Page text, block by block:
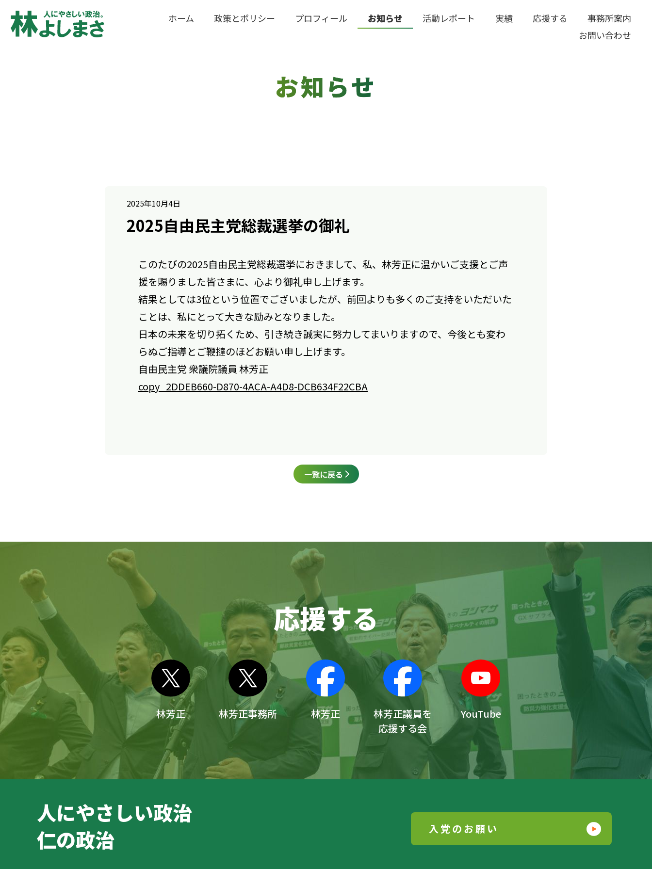
ホーム 政策とポリシー プロフィール お知らせ 活動レポート 実績 応援する
事務所案内
お問い合わせ
お知らせ
2025年10月4日
2025自由民主党総裁選挙の御礼
このたびの2025自由民主党総裁選挙におきまして、私、林芳正に温かいご支援とご声
援を賜りました皆さまに、心より御礼申し上げます。
結果としては3位という位置でございましたが、前回よりも多くのご支持をいただいた
ことは、私にとって大きな励みとなりました。
日本の未来を切り拓くため、引き続き誠実に努力してまいりますので、今後とも変わ
らぬご指導とご鞭撻のほどお願い申し上げます。
自由民主党 衆議院議員 林芳正
copy_2DDEB660-D870-4ACA-A4D8-DCB634F22CBA
一覧に戻る
応援する
林芳正 林芳正事務所 林芳正
林芳正議員を
応援する会
YouTube
人にやさしい政治
仁の政治
入党のお願い